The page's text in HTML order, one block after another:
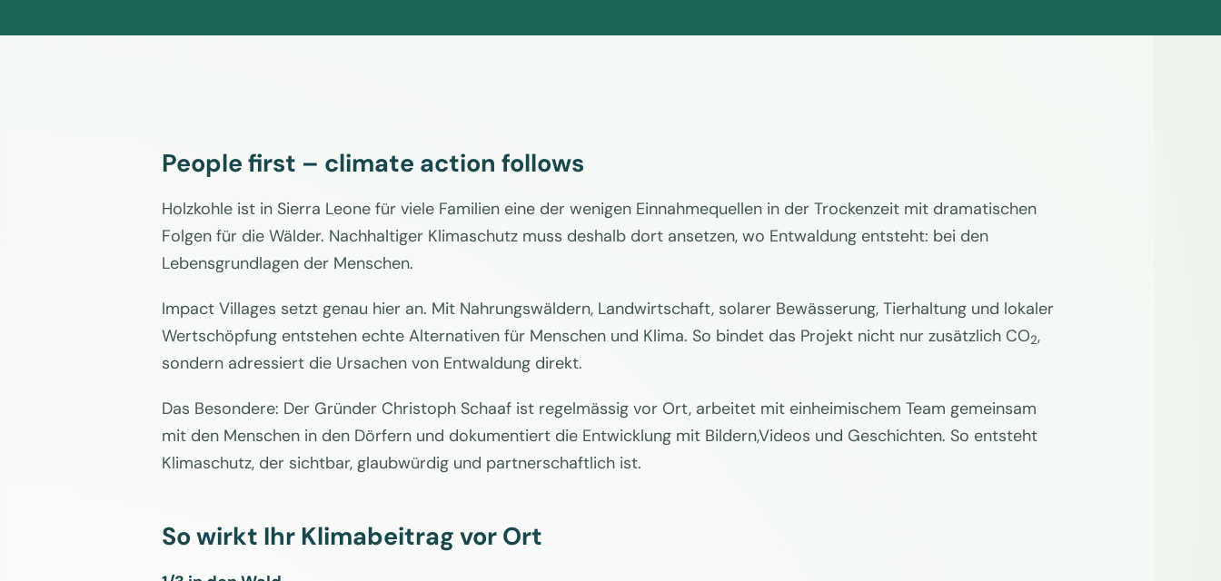
People first – climate action follows
Holzkohle ist in Sierra Leone für viele Familien eine der wenigen Einnahmequellen in der Trockenzeit mit dramatischen
Folgen für die Wälder. Nachhaltiger Klimaschutz muss deshalb dort ansetzen, wo Entwaldung entsteht: bei den
Lebensgrundlagen der Menschen.
Impact Villages setzt genau hier an. Mit Nahrungswäldern, Landwirtschaft, solarer Bewässerung, Tierhaltung und lokaler
Wertschöpfung entstehen echte Alternativen für Menschen und Klima. So bindet das Projekt nicht nur zusätzlich CO2,
sondern adressiert die Ursachen von Entwaldung direkt.
Das Besondere: Der Gründer Christoph Schaaf ist regelmässig vor Ort, arbeitet mit einheimischem Team gemeinsam
mit den Menschen in den Dörfern und dokumentiert die Entwicklung mit Bildern,Videos und Geschichten. So entsteht
Klimaschutz, der sichtbar, glaubwürdig und partnerschaftlich ist.
So wirkt Ihr Klimabeitrag vor Ort